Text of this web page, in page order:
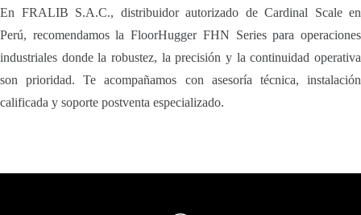
En FRALIB S.A.C., distribuidor autorizado de Cardinal Scale en
Perú, recomendamos la FloorHugger FHN Series para operaciones
industriales donde la robustez, la precisión y la continuidad operativa
son prioridad. Te acompañamos con asesoría técnica, instalación
calificada y soporte postventa especializado.